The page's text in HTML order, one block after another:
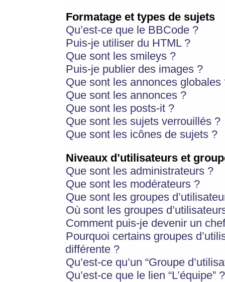
Formatage et types de sujets
Qu’est-ce que le BBCode ?
Puis-je utiliser du HTML ?
Que sont les smileys ?
Puis-je publier des images ?
Que sont les annonces globales
Que sont les annonces ?
Que sont les posts-it ?
Que sont les sujets verrouillés ?
Que sont les icônes de sujets ?
Niveaux d’utilisateurs et
Que sont les administrateurs ?
Que sont les modérateurs ?
Que sont les groupes
Où sont les groupes
Comment puis-je devenir un
Pourquoi certains groupes
différente ?
Qu’est-ce qu’un “Groupe
Qu’est-ce que le lien “L’équipe” ?